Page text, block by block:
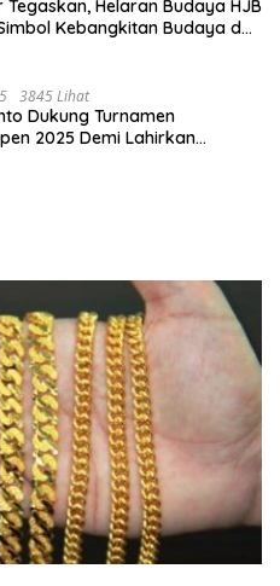
Helaran Budaya HJB
Kebangkitan Budaya dan
3845 Lihat
Dukung Turnamen
2025 Demi Lahirkan